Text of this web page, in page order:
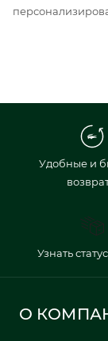
Удобные и
Узнать
О